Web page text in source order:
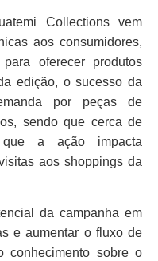
Collections vem
aos consumidores,
oferecer produtos
edição, o sucesso da
por peças de
sendo que cerca de
a ação impacta
aos shoppings da
da campanha em
e aumentar o fluxo de
conhecimento sobre o